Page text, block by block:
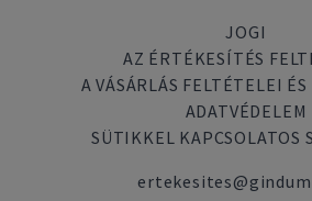
JOGI
AZ ÉRTÉKESÍTÉS
A VÁSÁRLÁS FELTÉTELEI
ADATVÉDELEM
SÜTIKKEL KAPCSOLATOS